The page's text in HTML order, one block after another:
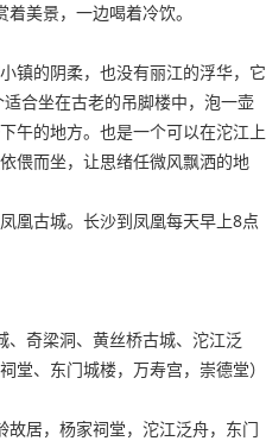
美景，一边喝着冷饮。
镇的阴柔，也没有丽江的浮华，它
合坐在古老的吊脚楼中，泡一壶
午的地方。也是一个可以在沱江上
偎而坐，让思绪任微风飘洒的地
凰古城。长沙到凤凰每天早上8点
奇梁洞、黄丝桥古城、沱江泛
堂、东门城楼，万寿宫，崇德堂）
居，杨家祠堂，沱江泛舟，东门